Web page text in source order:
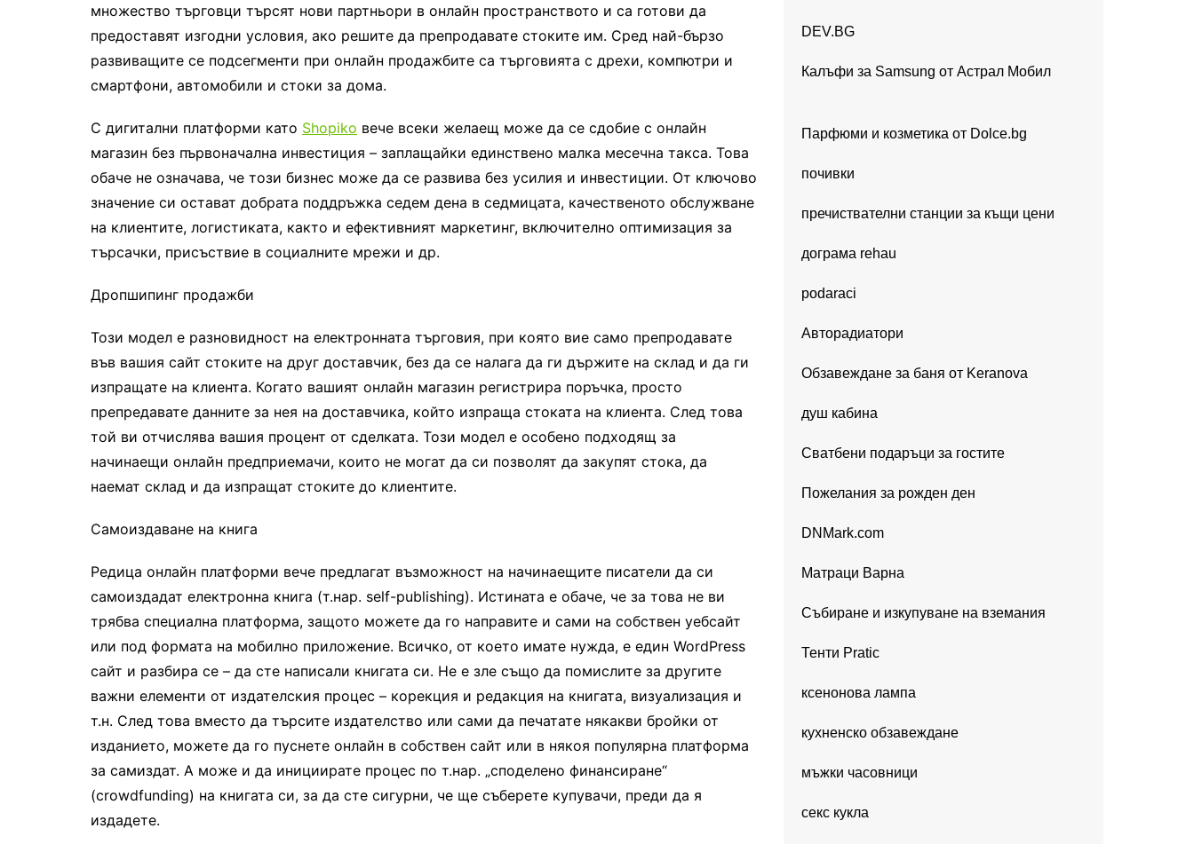
множество търговци търсят нови партньори в онлайн пространството и са готови да
предоставят изгодни условия, ако решите да препродавате стоките им. Сред най-бързо
развиващите се подсегменти при онлайн продажбите са търговията с дрехи, компютри и
смартфони, автомобили и стоки за дома.
С дигитални платформи като Shopiko вече всеки желаещ може да се сдобие с онлайн
магазин без първоначална инвестиция – заплащайки единствено малка месечна такса. Това
обаче не означава, че този бизнес може да се развива без усилия и инвестиции. От ключово
значение си остават добрата поддръжка седем дена в седмицата, качественото обслужване
на клиентите, логистиката, както и ефективният маркетинг, включително оптимизация за
търсачки, присъствие в социалните мрежи и др.
Дропшипинг продажби
Този модел е разновидност на електронната търговия, при която вие само препродавате
във вашия сайт стоките на друг доставчик, без да се налага да ги държите на склад и да ги
изпращате на клиента. Когато вашият онлайн магазин регистрира поръчка, просто
препредавате данните за нея на доставчика, който изпраща стоката на клиента. След това
той ви отчислява вашия процент от сделката. Този модел е особено подходящ за
начинаещи онлайн предприемачи, които не могат да си позволят да закупят стока, да
наемат склад и да изпращат стоките до клиентите.
Самоиздаване на книга
Редица онлайн платформи вече предлагат възможност на начинаещите писатели да си
самоиздадат електронна книга (т.нар. self-publishing). Истината е обаче, че за това не ви
трябва специална платформа, защото можете да го направите и сами на собствен уебсайт
или под формата на мобилно приложение. Всичко, от което имате нужда, е един WordPress
сайт и разбира се – да сте написали книгата си. Не е зле също да помислите за другите
важни елементи от издателския процес – корекция и редакция на книгата, визуализация и
т.н. След това вместо да търсите издателство или сами да печатате някакви бройки от
изданието, можете да го пуснете онлайн в собствен сайт или в някоя популярна платформа
за самиздат. А може и да инициирате процес по т.нар. „споделено финансиране“
(crowdfunding) на книгата си, за да сте сигурни, че ще съберете купувачи, преди да я
издадете.
DEV.BG
Калъфи за Samsung от Астрал Мобил
Парфюми и козметика от Dolce.bg
почивки
пречиствателни станции за къщи цени
дограма rehau
podaraci
Авторадиатори
Обзавеждане за баня от Keranova
душ кабина
Сватбени подаръци за гостите
Пожелания за рожден ден
DNMark.com
Матраци Варна
Събиране и изкупуване на вземания
Тенти Pratic
ксенонова лампа
кухненско обзавеждане
мъжки часовници
секс кукла